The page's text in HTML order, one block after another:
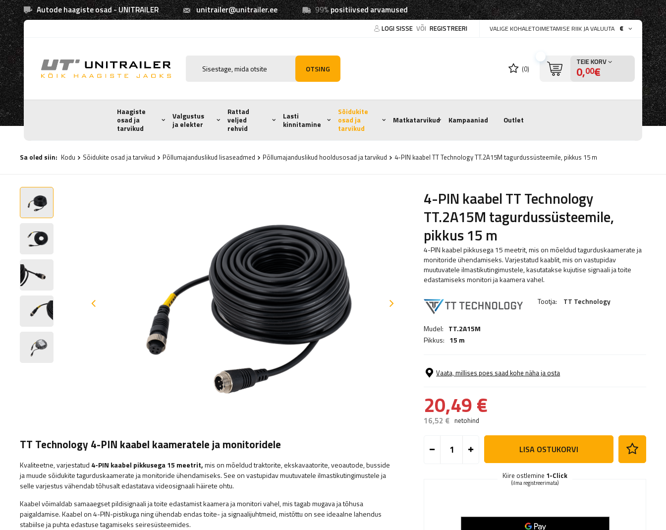
Autode haagiste osad - UNITRAILER unitrailer@unitrailer.ee 99%positiivsed arvamused
LOGI SISSE VÕI REGISTREERI VALIGE KOHALETOIMETAMISE RIIK JA VALUUTA €
OTSING (0)
TEIE KORV
0,00€
Haagiste
osad ja
tarvikud
Valgustus
ja elekter
Rattad
veljed
rehvid
Lasti
kinnitamine
Sõidukite
osad ja
tarvikud
Matkatarvikud Kampaaniad Outlet
Sa oled siin: Kodu Sõidukite osad ja tarvikud Põllumajanduslikud lisaseadmed Põllumajanduslikud hooldusosad ja tarvikud 4-PIN kaabel TT Technology TT.2A15M tagurdussüsteemile, pikkus 15 m
4-PIN kaabel TT Technology
TT.2A15M tagurdussüsteemile,
pikkus 15 m
4-PIN kaabel pikkusega 15 meetrit, mis on mõeldud tagurduskaamerate ja
monitoride ühendamiseks. Varjestatud kaablit, mis on vastupidav
muutuvatele ilmastikutingimustele, kasutatakse kujutise signaali ja toite
edastamiseks monitori ja kaamera vahel.
Tootja: TT Technology
Mudel: TT.2A15M
Pikkus: 15 m
Vaata, millises poes saad kohe näha ja osta
20,49 €
16,52 € netohind
LISA OSTUKORVI
Kiire ostlemine 1-Click
(ilma registreerimata)
TT Technology 4-PIN kaabel kaameratele ja monitoridele
Kvaliteetne, varjestatud 4-PIN kaabel pikkusega 15 meetrit,mis on mõeldud traktorite, ekskavaatorite, veoautode, busside
ja muude sõidukite tagurduskaamerate ja monitoride ühendamiseks. See on vastupidav muutuvatele ilmastikutingimustele ja
selle varjestus vähendab tõhusalt edastatava videosignaali häirete ohtu.
Kaabel võimaldab samaaegset pildisignaali ja toite edastamist kaamera ja monitori vahel, mis tagab mugava ja tõhusa
paigaldamise. Kaabel on 4-PIN-pistikuga ning ühendab endas toite- ja signaalijuhtmeid, mistõttu on see ideaalne lahendus
stabiilse ja puhta edastuse tagamiseks seiresüsteemides.